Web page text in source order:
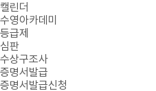
캘린더
수영아카데미
등급제
심판
수상구조사
증명서발급
증명서발급신청